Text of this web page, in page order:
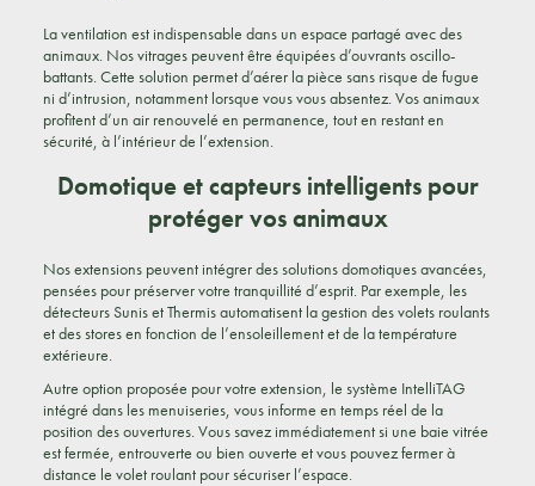
La ventilation est indispensable dans un espace partagé avec des
animaux. Nos vitrages peuvent être équipées d’ouvrants oscillo-
battants. Cette solution permet d’aérer la pièce sans risque de fugue
ni d’intrusion, notamment lorsque vous vous absentez. Vos animaux
profitent d’un air renouvelé en permanence, tout en restant en
sécurité, à l’intérieur de l’extension.
Domotique et capteurs intelligents pour
protéger vos animaux
Nos extensions peuvent intégrer des solutions domotiques avancées,
pensées pour préserver votre tranquillité d’esprit. Par exemple, les
détecteurs Sunis et Thermis automatisent la gestion des volets roulants
et des stores en fonction de l’ensoleillement et de la température
extérieure.
Autre option proposée pour votre extension, le système IntelliTAG
intégré dans les menuiseries, vous informe en temps réel de la
position des ouvertures. Vous savez immédiatement si une baie vitrée
est fermée, entrouverte ou bien ouverte et vous pouvez fermer à
distance le volet roulant pour sécuriser l’espace.